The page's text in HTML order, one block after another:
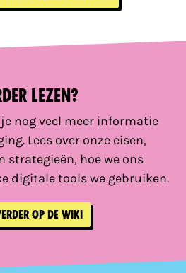
lezen?
nog veel meer informatie
Lees over onze eisen,
strategieën, hoe we ons
digitale tools we gebruiken.
op de wiki